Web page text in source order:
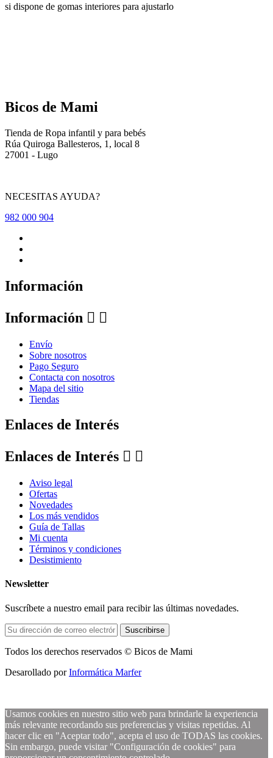
si dispone de gomas interiores para ajustarlo
Bicos de Mami
Tienda de Ropa infantil y para bebés
Rúa Quiroga Ballesteros, 1, local 8
27001 - Lugo
NECESITAS AYUDA?
982 000 904
Información
Información  
Envío
Sobre nosotros
Pago Seguro
Contacta con nosotros
Mapa del sitio
Tiendas
Enlaces de Interés
Enlaces de Interés  
Aviso legal
Ofertas
Novedades
Los más vendidos
Guía de Tallas
Mi cuenta
Términos y condiciones
Desistimiento
Newsletter
Suscríbete a nuestro email para recibir las últimas novedades.
Suscribirse
Todos los derechos reservados © Bicos de Mami
Desarollado porInformática Marfer
Usamos cookies en nuestro sitio web para brindarle la experiencia
más relevante recordando sus preferencias y visitas repetidas. Al
hacer clic en "Aceptar todo", acepta el uso de TODAS las cookies.
Sin embargo, puede visitar "Configuración de cookies" para